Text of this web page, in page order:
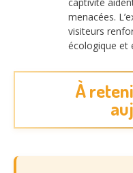
menacées.
visiteurs
écologique et
À